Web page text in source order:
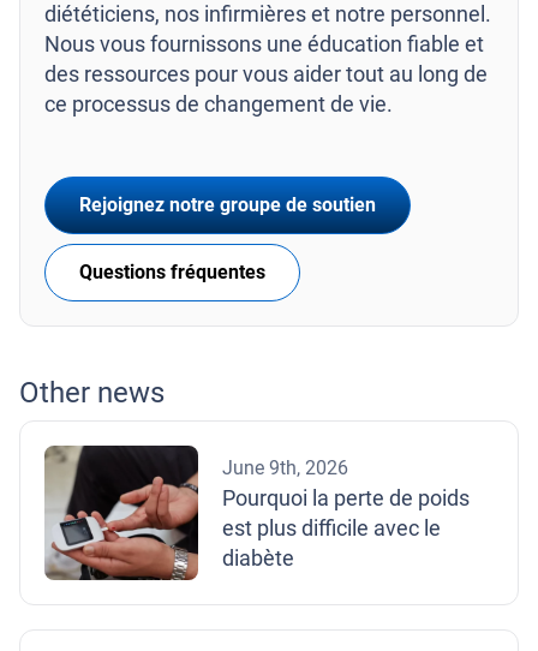
diététiciens, nos infirmières et notre personnel.
Nous vous fournissons une éducation fiable et
des ressources pour vous aider tout au long de
ce processus de changement de vie.
Rejoignez notre groupe de soutien
Questions fréquentes
Other news
June 9th, 2026
Pourquoi la perte de poids
est plus difficile avec le
diabète